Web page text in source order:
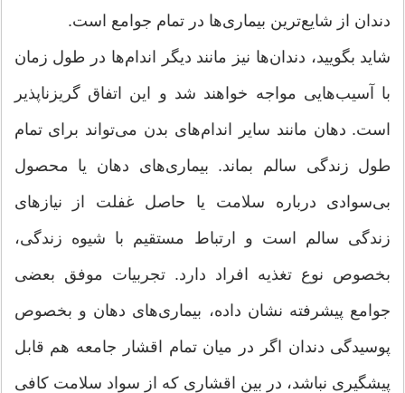
دندان از شایع‌ترین بیماری‌ها در تمام جوامع است.
شاید بگویید، دندان‌ها نیز مانند دیگر اندام‌ها در طول زمان
با آسیب‌هایی مواجه خواهند شد و این اتفاق گریزناپذیر
است. دهان مانند سایر اندام‌های بدن می‌تواند برای تمام
طول زندگی سالم بماند. بیماری‌های دهان یا محصول
بی‌سوادی درباره سلامت یا حاصل غفلت از نیازهای
زندگی سالم است و ارتباط مستقیم با شیوه زندگی،
بخصوص نوع تغذیه افراد دارد. تجربیات موفق بعضی
جوامع پیشرفته نشان داده، بیماری‌های دهان و بخصوص
پوسیدگی دندان اگر در میان تمام اقشار جامعه هم قابل
پیشگیری نباشد، در بین اقشاری که از سواد سلامت کافی